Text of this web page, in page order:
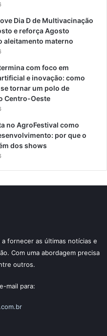
Dia D de Multivacinação
e reforça Agosto
aleitamento materno
com foco em
e inovação: como
tornar um polo de
Centro-Oeste
no AgroFestival como
por que o
dos shows
fornecer as últimas notícias e
Com uma abordagem precisa
outros.
mail para: